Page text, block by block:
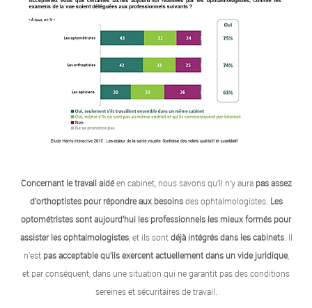
Concernant le travail aidéen cabinet, nous savons qu’il n’y aura pas assez
d’orthoptistes pour répondre aux besoinsdes ophtalmologistes. Les
optométristes sont aujourd’hui les professionnels les mieux formés pour
assister les ophtalmologistes, et ils sontdéjà intégrés dans les cabinets. Il
n’est pas acceptable qu’ils exercent actuellement dans un vide juridique,
et par conséquent,dans une situation qui ne garantit pas des conditions
sereines et sécuritaires de travail.